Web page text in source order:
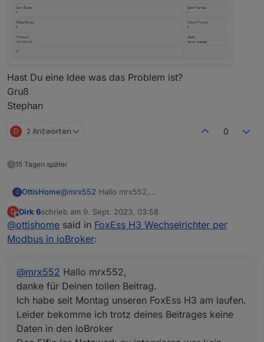
Hast Du eine Idee was das Problem ist?
Gruß
Stephan
D 2 Antworten 0
15 Tagen später
O OttisHome@mrx552 Hallo mrx552,
Ich habe seit Montag unseren FoxEss H3 am
laufen.
Leider bekomme ich trotz deines Beitrages keine
Problem.
Aber die Modbus Instanz bekommt keine Daten.
Ich vermute auch der Adapter erhält keine Daten
vom Wechselrichter, wenn ich mir den Status so
anschaue,oder ?
Der Elfin wurde auf PIN 1 und PIN 2 am
Wechselrichter angeschlossen, ist das richtig?
D
Offline
Dirk 6schrieb am 9. Sept. 2023, 03:58
zuletzt editiert von
@ottishome said in FoxEss H3 Wechselrichter per
Modbus in ioBroker:
@mrx552 Hallo mrx552,
danke für Deinen tollen Beitrag.
Ich habe seit Montag unseren FoxEss H3 am laufen.
Leider bekomme ich trotz deines Beitrages keine
Daten in den IoBroker